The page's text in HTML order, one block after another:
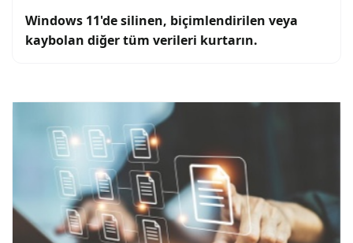
Windows 11'de silinen, biçimlendirilen veya
kaybolan diğer tüm verileri kurtarın.